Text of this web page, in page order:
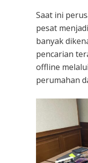
Saat ini
pesat
banyak
pencarian
offline
perumahan